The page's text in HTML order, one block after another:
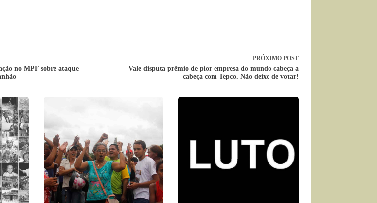
no MPF sobre ataque
PRÓXIMO POST
Vale disputa prêmio de pior empresa do mundo cabeça a
cabeça com Tepco. Não deixe de votar!